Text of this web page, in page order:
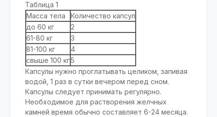
Таблица 1
Масса тела
Количество капсул
до 60 кг
2
61-80 кг
3
81-100 кг
4
свыше 100 кг5
Капсулы нужно проглатывать целиком, запивая
водой, 1 раз в сутки вечером перед сном.
Капсулы следует принимать регулярно.
Необходимое для растворения желчных
камней время обычно составляет 6-24 месяца.